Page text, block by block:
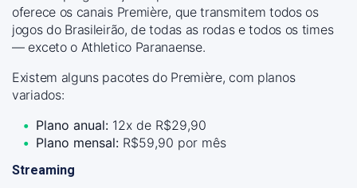
oferece os canais Première, que transmitem todos os
jogos do Brasileirão, de todas as rodas e todos os times
— exceto o Athletico Paranaense.
Existem alguns pacotes do Première, com planos
variados:
Plano anual: 12x de R$29,90
Plano mensal: R$59,90 por mês
Streaming